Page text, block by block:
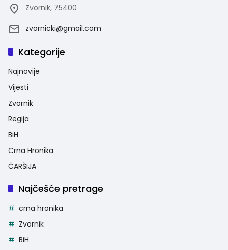
Zvornik, 75400
zvornicki@gmail.com
Kategorije
Najnovije
Vijesti
Zvornik
Regija
BiH
Crna Hronika
ČARŠIJA
Najčešće pretrage
crna hronika
Zvornik
BiH